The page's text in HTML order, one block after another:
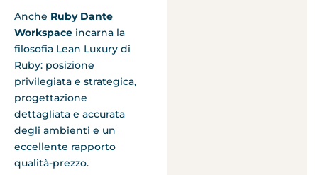
Anche Ruby Dante
Workspace incarna la
filosofia Lean Luxury di
Ruby: posizione
privilegiata e strategica,
progettazione
dettagliata e accurata
degli ambienti e un
eccellente rapporto
qualità-prezzo.